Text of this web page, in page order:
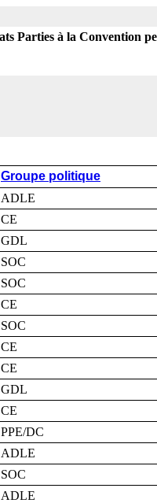
Parties à la Convention
Groupe politique
ADLE
CE
GDL
SOC
SOC
CE
SOC
CE
CE
GDL
CE
PPE/DC
ADLE
SOC
ADLE